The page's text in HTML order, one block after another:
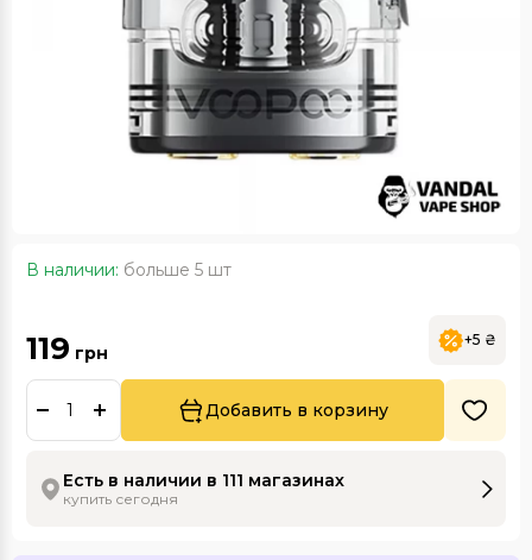
В наличии: больше 5 шт
119 грн
+5 ₴
Добавить в корзину
Есть в наличии в 111 магазинах
купить сегодня